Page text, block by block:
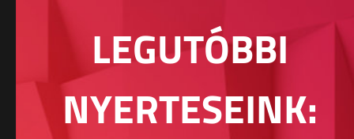
LEGUTÓBBI
NYERTESEINK: